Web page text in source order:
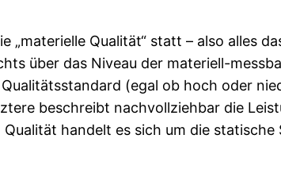
Qualität“ statt – also alles
über das Niveau der materiell-
(egal ob hoch oder
beschreibt nachvollziehbar die
handelt es sich um die statische